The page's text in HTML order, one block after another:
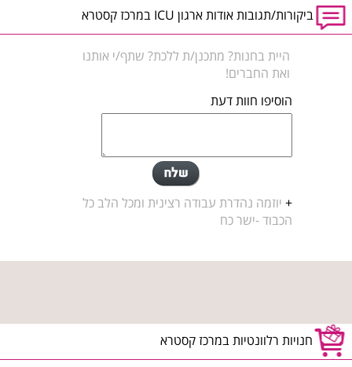
ביקורות/תגובות אודות ארגון ICU במרכז קסטרא
היית בחנות? מתכנן/ת ללכת? שתף/י אותנו
ואת החברים!
הוסיפו חוות דעת
+ יוזמה נהדרת עבודה רצינית ומכל הלב כל
הכבוד -ישר כח
חנויות רלוונטיות במרכז קסטרא